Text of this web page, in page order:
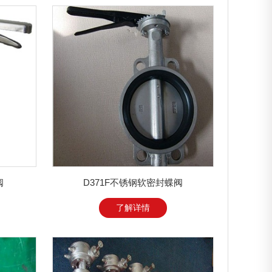
D371F不锈钢软密封蝶阀
了解详情